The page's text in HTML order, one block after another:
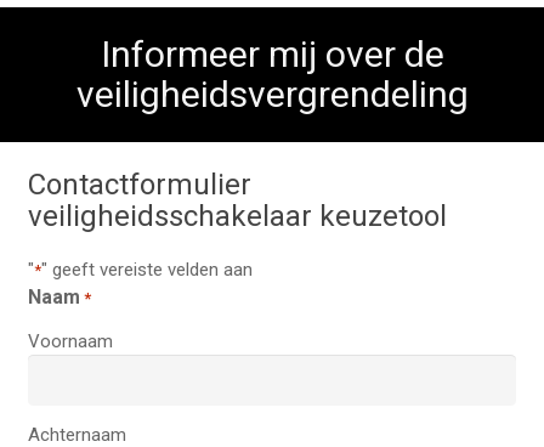
Informeer mij over de
veiligheidsvergrendeling
Contactformulier
veiligheidsschakelaar keuzetool
"*" geeft vereiste velden aan
Naam *
Voornaam
Achternaam